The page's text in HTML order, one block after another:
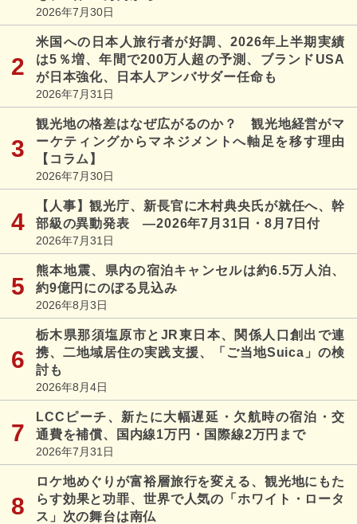
2026年7月30日
米国への日本人旅行者が好調、2026年上半期実績
は5％増、年間で200万人超の予測、ブランドUSA
が日本強化、日本人アンバサダー任命も
2026年7月31日
観光地の格差はなぜ広がるのか？ 観光地経営がマ
ーケティングからマネジメントへ軸足を移す理由
【コラム】
2026年7月30日
【人事】観光庁、新長官に木村典央氏が就任へ、幹
部級の異動発表 ―2026年7月31日・8月7日付
2026年7月31日
熊本地震、県内の宿泊キャンセルは約6.5万人泊、
約9億円にのぼる見込み
2026年8月3日
栃木県那須塩原市とJR東日本、関係人口創出で連
携、二地域居住の実践支援、「ご当地Suica」の検
討も
2026年8月4日
LCCピーチ、新たに大幅遅延・欠航時の宿泊・交
通費を補償、国内線1万円・国際線2万円まで
2026年7月31日
ロケ地めぐりが富裕層旅行を変える、観光地にもた
らす効果と功罪、世界で人気の「ホワイト・ロータ
ス」次の舞台は南仏